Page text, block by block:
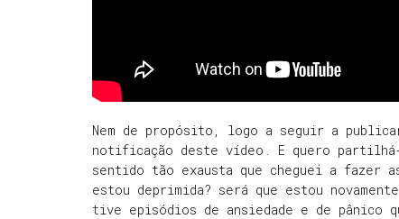
Nem de propósito, logo a seguir a
notificação deste vídeo. E quero partilhá-
sentido tão exausta que cheguei a fazer
estou deprimida? será que estou
tive episódios de ansiedade e de pânico